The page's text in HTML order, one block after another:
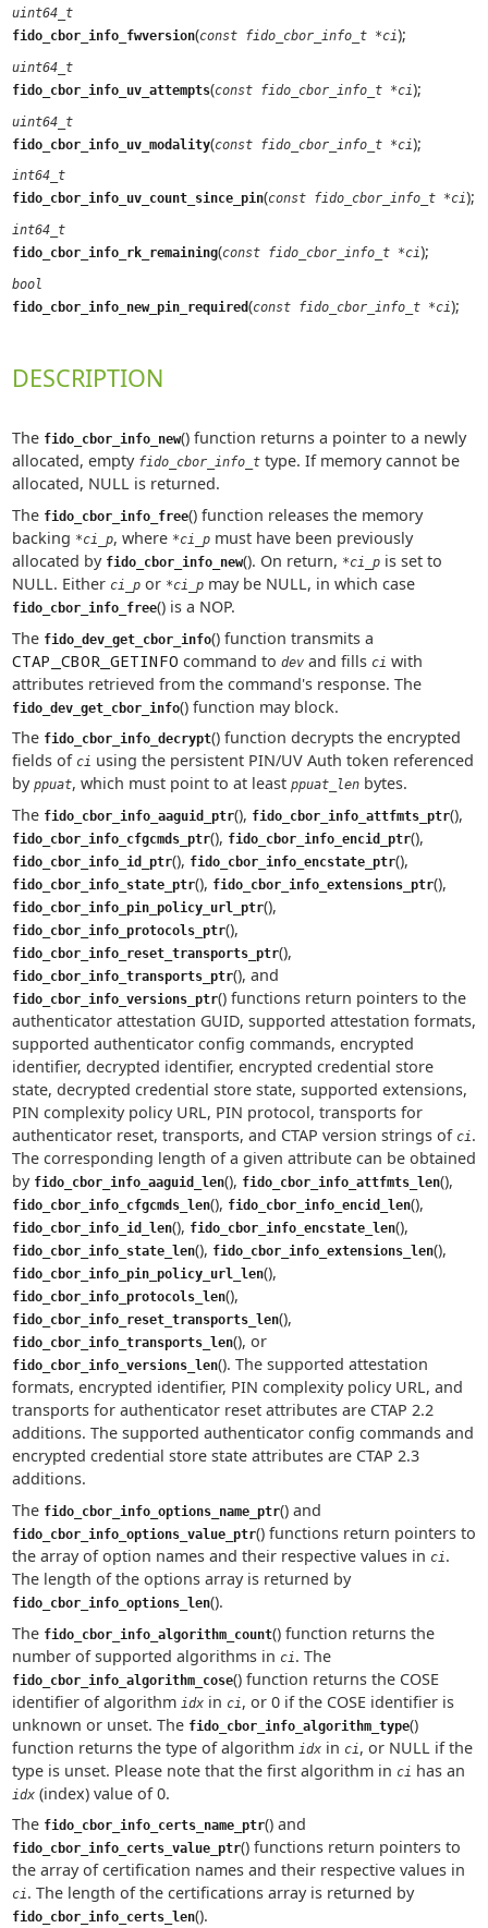
uint64_t
fido_cbor_info_fwversion(const fido_cbor_info_t *ci);
uint64_t
fido_cbor_info_uv_attempts(const fido_cbor_info_t *ci);
uint64_t
fido_cbor_info_uv_modality(const fido_cbor_info_t *ci);
int64_t
fido_cbor_info_uv_count_since_pin(const fido_cbor_info_t *ci);
int64_t
fido_cbor_info_rk_remaining(const fido_cbor_info_t *ci);
bool
fido_cbor_info_new_pin_required(const fido_cbor_info_t *ci);
DESCRIPTION
The fido_cbor_info_new() function returns a pointer to a newly
allocated, empty fido_cbor_info_ttype. If memory cannot be
allocated, NULL is returned.
The fido_cbor_info_free() function releases the memory
backing *ci_p, where *ci_pmust have been previously
allocated by fido_cbor_info_new(). On return, *ci_pis set to
NULL. Either ci_por *ci_pmay be NULL, in which case
fido_cbor_info_free() is a NOP.
The fido_dev_get_cbor_info() function transmits a
CTAP_CBOR_GETINFO command to devand fills ci with
attributes retrieved from the command's response. The
fido_dev_get_cbor_info() function may block.
The fido_cbor_info_decrypt() function decrypts the encrypted
fields of ci using the persistent PIN/UV Auth token referenced
by ppuat, which must point to at least ppuat_lenbytes.
The fido_cbor_info_aaguid_ptr(), fido_cbor_info_attfmts_ptr(),
fido_cbor_info_cfgcmds_ptr(), fido_cbor_info_encid_ptr(),
fido_cbor_info_id_ptr(), fido_cbor_info_encstate_ptr(),
fido_cbor_info_state_ptr(), fido_cbor_info_extensions_ptr(),
fido_cbor_info_pin_policy_url_ptr(),
fido_cbor_info_protocols_ptr(),
fido_cbor_info_reset_transports_ptr(),
fido_cbor_info_transports_ptr(), and
fido_cbor_info_versions_ptr() functions return pointers to the
authenticator attestation GUID, supported attestation formats,
supported authenticator config commands, encrypted
identifier, decrypted identifier, encrypted credential store
state, decrypted credential store state, supported extensions,
PIN complexity policy URL, PIN protocol, transports for
authenticator reset, transports, and CTAP version strings of ci.
The corresponding length of a given attribute can be obtained
by fido_cbor_info_aaguid_len(), fido_cbor_info_attfmts_len(),
fido_cbor_info_cfgcmds_len(), fido_cbor_info_encid_len(),
fido_cbor_info_id_len(), fido_cbor_info_encstate_len(),
fido_cbor_info_state_len(), fido_cbor_info_extensions_len(),
fido_cbor_info_pin_policy_url_len(),
fido_cbor_info_protocols_len(),
fido_cbor_info_reset_transports_len(),
fido_cbor_info_transports_len(), or
fido_cbor_info_versions_len(). The supported attestation
formats, encrypted identifier, PIN complexity policy URL, and
transports for authenticator reset attributes are CTAP 2.2
additions. The supported authenticator config commands and
encrypted credential store state attributes are CTAP 2.3
additions.
The fido_cbor_info_options_name_ptr() and
fido_cbor_info_options_value_ptr() functions return pointers to
the array of option names and their respective values in ci.
The length of the options array is returned by
fido_cbor_info_options_len().
The fido_cbor_info_algorithm_count() function returns the
number of supported algorithms in ci. The
fido_cbor_info_algorithm_cose() function returns the COSE
identifier of algorithm idxin ci, or 0 if the COSE identifier is
unknown or unset. The fido_cbor_info_algorithm_type()
function returns the type of algorithm idxin ci, or NULL if the
type is unset. Please note that the first algorithm in ci has an
idx(index) value of 0.
The fido_cbor_info_certs_name_ptr() and
fido_cbor_info_certs_value_ptr() functions return pointers to
the array of certification names and their respective values in
ci. The length of the certifications array is returned by
fido_cbor_info_certs_len().